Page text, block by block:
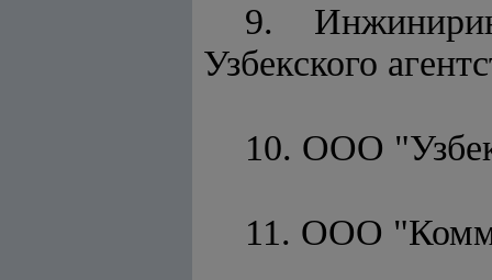
9.
Узбекского
10. ООО
11. ООО